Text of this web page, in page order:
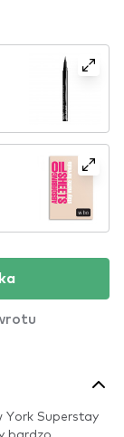
York Superstay
bardzo